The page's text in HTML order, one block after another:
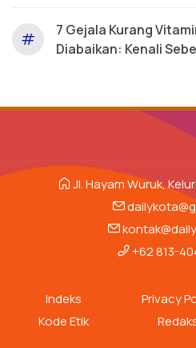
#
7 Gejala Kurang
Diabaikan: Kenali
Jl. Hayam Wuruk,
+62 813-
Indeks
Kode Etik
Privacy